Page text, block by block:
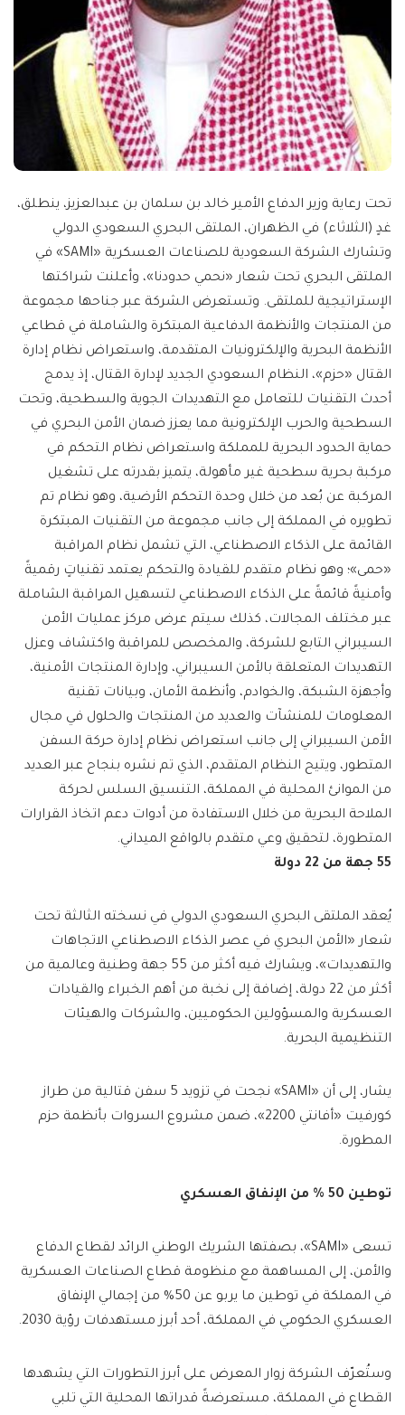
تحت رعاية وزير الدفاع الأمير خالد بن سلمان بن عبدالعزيز، ينطلق،
غدٍ (الثلاثاء) في الظهران، الملتقى البحري السعودي الدولي
وتشارك الشركة السعودية للصناعات العسكرية «SAMI» في
الملتقى البحري تحت شعار «نحمي حدودنا»، وأعلنت شراكتها
الإستراتيجية للملتقى. وتستعرض الشركة عبر جناحها مجموعة
من المنتجات والأنظمة الدفاعية المبتكرة والشاملة في قطاعي
الأنظمة البحرية والإلكترونيات المتقدمة، واستعراض نظام إدارة
القتال «حزم»، النظام السعودي الجديد لإدارة القتال، إذ يدمج
أحدث التقنيات للتعامل مع التهديدات الجوية والسطحية، وتحت
السطحية والحرب الإلكترونية مما يعزز ضمان الأمن البحري في
حماية الحدود البحرية للمملكة واستعراض نظام التحكم في
مركبة بحرية سطحية غير مأهولة، يتميز بقدرته على تشغيل
المركبة عن بُعد من خلال وحدة التحكم الأرضية، وهو نظام تم
تطويره في المملكة إلى جانب مجموعة من التقنيات المبتكرة
القائمة على الذكاء الاصطناعي، التي تشمل نظام المراقبة
«حمى»؛ وهو نظام متقدم للقيادة والتحكم يعتمد تقنياتٍ رقميةً
وأمنيةً قائمةً على الذكاء الاصطناعي لتسهيل المراقبة الشاملة
عبر مختلف المجالات، كذلك سيتم عرض مركز عمليات الأمن
السيبراني التابع للشركة، والمخصص للمراقبة واكتشاف وعزل
التهديدات المتعلقة بالأمن السيبراني، وإدارة المنتجات الأمنية،
وأجهزة الشبكة، والخوادم، وأنظمة الأمان، وبيانات تقنية
المعلومات للمنشآت والعديد من المنتجات والحلول في مجال
الأمن السيبراني إلى جانب استعراض نظام إدارة حركة السفن
المتطور، ويتيح النظام المتقدم، الذي تم نشره بنجاح عبر العديد
من الموانئ المحلية في المملكة، التنسيق السلس لحركة
الملاحة البحرية من خلال الاستفادة من أدوات دعم اتخاذ القرارات
المتطورة، لتحقيق وعي متقدم بالواقع الميداني.
55 جهة من 22 دولة
يُعقد الملتقى البحري السعودي الدولي في نسخته الثالثة تحت
شعار «الأمن البحري في عصر الذكاء الاصطناعي الاتجاهات
والتهديدات»، ويشارك فيه أكثر من 55 جهة وطنية وعالمية من
أكثر من 22 دولة، إضافة إلى نخبة من أهم الخبراء والقيادات
العسكرية والمسؤولين الحكوميين، والشركات والهيئات
التنظيمية البحرية.
يشار، إلى أن «SAMI» نجحت في تزويد 5 سفن قتالية من طراز
كورفيت «أفانتي 2200»، ضمن مشروع السروات بأنظمة حزم
المطورة.
توطين 50 % من الإنفاق العسكري
تسعى «SAMI»، بصفتها الشريك الوطني الرائد لقطاع الدفاع
والأمن، إلى المساهمة مع منظومة قطاع الصناعات العسكرية
في المملكة في توطين ما يربو عن 50% من إجمالي الإنفاق
العسكري الحكومي في المملكة، أحد أبرز مستهدفات رؤية 2030.
وستُعرّف الشركة زوار المعرض على أبرز التطورات التي يشهدها
القطاع في المملكة، مستعرضةً قدراتها المحلية التي تلبي